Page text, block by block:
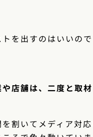
を出すのはいいの
店舗は、二度と取
割いてメディア対